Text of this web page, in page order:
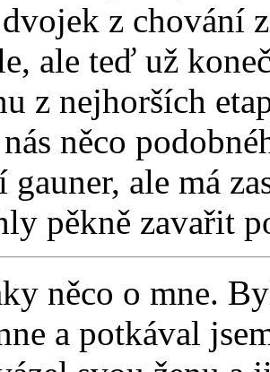
z chování
ale teď už
z nejhorších
něco
gauner, ale má
pěkně zavařit
něco o mne.
a potkával